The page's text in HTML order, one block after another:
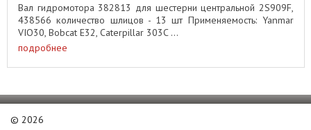
Вал гидромотора 382813 для шестерни центральной 2S909F,
438566 количество шлицов - 13 шт Применяемость: Yanmar
VIO30, Bobcat E32, Caterpillar 303C ...
подробнее
© 2026